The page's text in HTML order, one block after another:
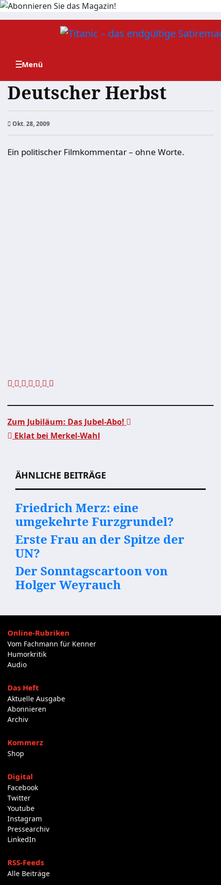
Zum
Deutscher Herbst
Okt. 28, 2009
Ein politischer Filmkommentar – ohne Worte.
Zum Jubiläum: Das Jubel-Abo!
Eklat bei Merkel-Wahl
ÄHNLICHE BEITRÄGE
Friedrich Merz: eine
umgekehrte Furzgrundel?
Erste Frau an der Spitze der
UN?
Der Sonntagscartoon von
Holger Weyrauch
Online-Rubriken
Vom Fachmann für Kenner
Humorkritik
Audio
Das Heft
Aktuelle Ausgabe
Abonnieren
Archiv
Kommerz
Shop
Digital
Facebook
Twitter
Youtube
Instagram
Pressearchiv
LinkedIn
RSS-Feeds
Alle Beiträge